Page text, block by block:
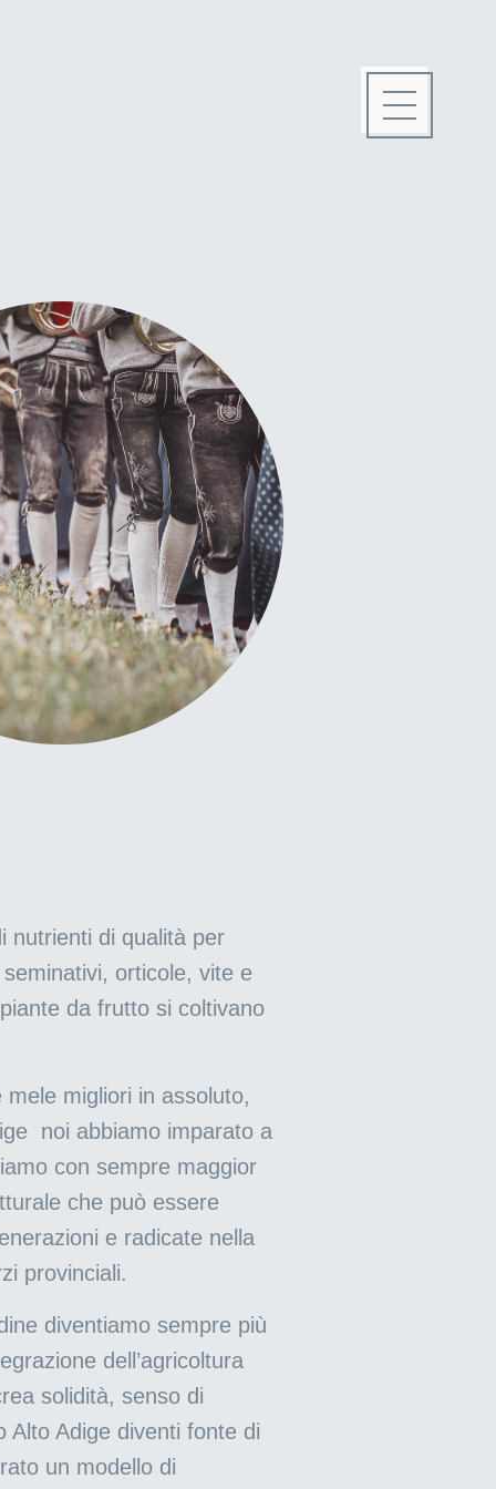
nutrienti di qualità per
orticole, vite e
da frutto si coltivano
migliori in assoluto,
noi abbiamo imparato a
con sempre maggior
che può essere
e radicate nella
provinciali.
diventiamo sempre più
dell’agricoltura
solidità, senso di
Alto Adige diventi fonte di
un modello di